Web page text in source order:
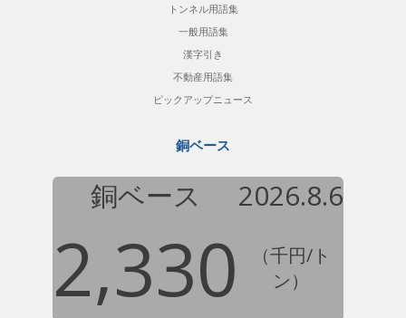
トンネル用語集
一般用語集
漢字引き
不動産用語集
ピックアップニュース
銅ベース
銅ベース 2026.8.6
2,330
（千円/ト
ン）